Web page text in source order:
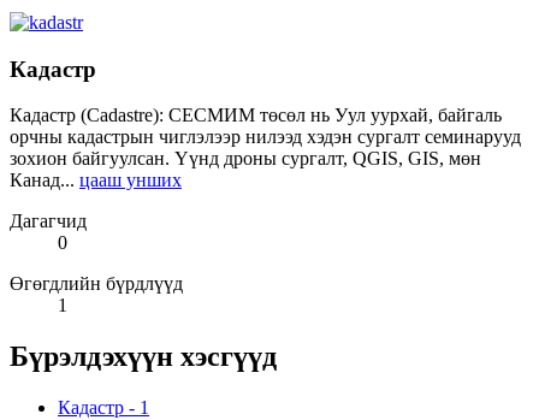
Кадастр
Кадастр (Cadastre): СЕСМИМ төсөл нь Уул уурхай, байгаль
орчны кадастрын чиглэлээр нилээд хэдэн сургалт семинарууд
зохион байгуулсан. Үүнд дроны сургалт, QGIS, GIS, мөн
Канад... цааш унших
Дагагчид
0
Өгөгдлийн бүрдлүүд
1
Бүрэлдэхүүн хэсгүүд
Кадастр - 1